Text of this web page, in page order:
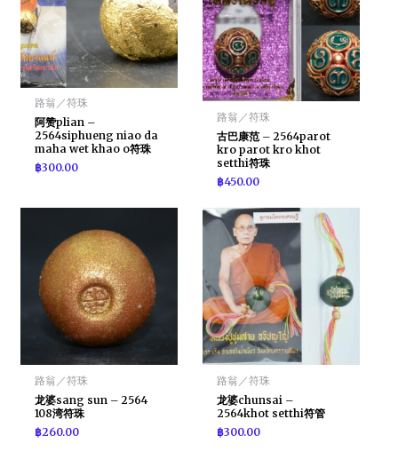
路翁／符珠
阿赞plian –
2564siphueng niao da
maha wet khao o符珠
฿300.00
路翁／符珠
古巴康范 – 2564parot
kro parot kro khot
setthi符珠
฿450.00
路翁／符珠
龙婆sang sun – 2564
108湾符珠
฿260.00
路翁／符珠
龙婆chunsai –
2564khot setthi符管
฿300.00